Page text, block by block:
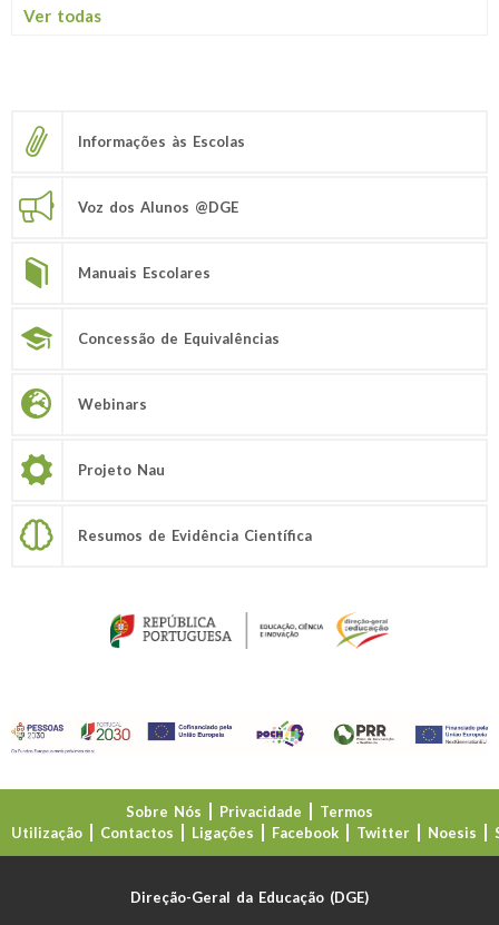
Ver todas
Informações às Escolas
Voz dos Alunos @DGE
Manuais Escolares
Concessão de Equivalências
Webinars
Projeto Nau
Resumos de Evidência Científica
Sobre Nós Privacidade
Termos
Utilização
Contactos Ligações Facebook Twitter Noesis
Direção-Geral da Educação (DGE)